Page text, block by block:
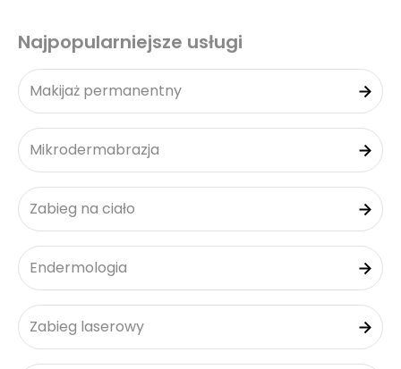
Najpopularniejsze usługi
Makijaż permanentny
Mikrodermabrazja
Zabieg na ciało
Endermologia
Zabieg laserowy